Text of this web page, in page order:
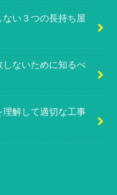
い３つの長持ち屋
しないために知るべ
理解して適切な工事